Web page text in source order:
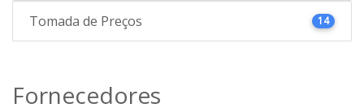
Tomada de Preços 14
Fornecedores